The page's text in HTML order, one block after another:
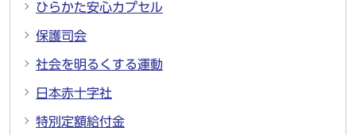
ひらかた安心カプセル
保護司会
社会を明るくする運動
日本赤十字社
特別定額給付金